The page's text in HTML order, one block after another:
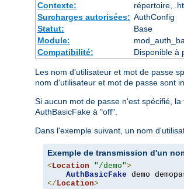
Contexte:
répertoire,
Surcharges autorisées: AuthConfig
Statut:
Base
Module:
Compatibilité:
Disponible à
Les nom d'utilisateur et mot de passe
nom d'utilisateur et mot de passe sont
Si aucun mot de passe n'est spécifié,
AuthBasicFake à "off".
Dans l'exemple suivant, un nom
Exemple de transmission d'un
<Location "/demo">
AuthBasicFake
</Location>